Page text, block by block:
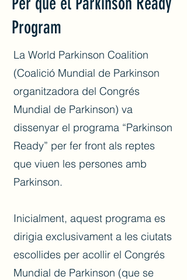
Program
La World Parkinson Coalition
(Coalició Mundial de Parkinson
organitzadora del Congrés
Mundial de Parkinson) va
dissenyar el programa “Parkinson
Ready” per fer front als reptes
que viuen les persones amb
Parkinson.
Inicialment, aquest programa es
dirigia exclusivament a les ciutats
escollides per acollir el Congrés
Mundial de Parkinson (que se